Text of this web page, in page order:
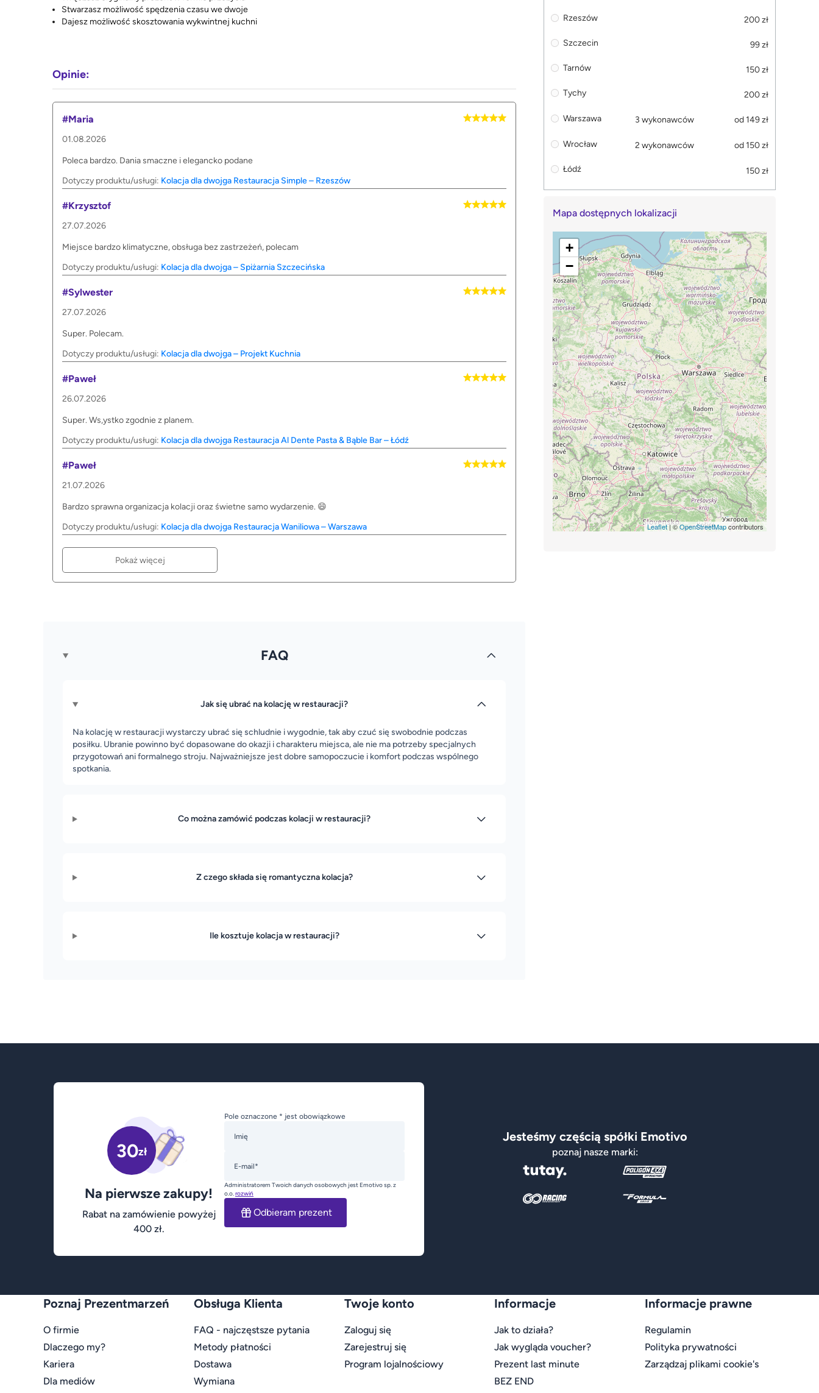
Stwarzasz możliwość spędzenia czasu we dwoje
Dajesz możliwość skosztowania wykwintnej kuchni
Opinie:
#Maria
01.08.2026
Poleca bardzo. Dania smaczne i elegancko podane
Dotyczy produktu/usługi: Kolacja dla dwojga Restauracja Simple – Rzeszów
#Krzysztof
27.07.2026
Miejsce bardzo klimatyczne, obsługa bez zastrzeżeń, polecam
Dotyczy produktu/usługi: Kolacja dla dwojga – Spiżarnia Szczecińska
#Sylwester
27.07.2026
Super. Polecam.
Dotyczy produktu/usługi: Kolacja dla dwojga – Projekt Kuchnia
#Paweł
26.07.2026
Super. Ws,ystko zgodnie z planem.
Dotyczy produktu/usługi: Kolacja dla dwojga Restauracja Al Dente Pasta & Bąble Bar – Łódź
#Paweł
21.07.2026
Bardzo sprawna organizacja kolacji oraz świetne samo wydarzenie. 😄
Dotyczy produktu/usługi: Kolacja dla dwojga Restauracja Waniliowa – Warszawa
Pokaż więcej
FAQ
Jak się ubrać na kolację w restauracji?
Na kolację w restauracji wystarczy ubrać się schludnie i wygodnie, tak aby czuć się swobodnie podczas
posiłku. Ubranie powinno być dopasowane do okazji i charakteru miejsca, ale nie ma potrzeby specjalnych
przygotowań ani formalnego stroju. Najważniejsze jest dobre samopoczucie i komfort podczas wspólnego
spotkania.
Co można zamówić podczas kolacji w restauracji?
Z czego składa się romantyczna kolacja?
Ile kosztuje kolacja w restauracji?
Rzeszów 200 zł
Szczecin 99 zł
Tarnów 150 zł
Tychy 200 zł
Warszawa 3 wykonawców od 149 zł
Wrocław 2 wykonawców od 150 zł
Łódź 150 zł
Mapa dostępnych lokalizacji
+
−
Leaflet| ©OpenStreetMapcontributors
30zł
Na pierwsze zakupy!
Rabat na zamówienie powyżej
400 zł.
Pole oznaczone * jest obowiązkowe
Imię
E-mail*
Administratorem Twoich danych osobowych jest Emotivo sp. z
o.o.rozwiń
Odbieram prezent
Jesteśmy częścią spółki Emotivo
poznaj nasze marki:
Poznaj Prezentmarzeń
O firmie
Dlaczego my?
Kariera
Dla mediów
Obsługa Klienta
FAQ - najczęstsze pytania
Metody płatności
Dostawa
Wymiana
Twoje konto
Zaloguj się
Zarejestruj się
Program lojalnościowy
Informacje
Jak to działa?
Jak wygląda voucher?
Prezent last minute
BEZ END
Informacje prawne
Regulamin
Polityka prywatności
Zarządzaj plikami cookie's